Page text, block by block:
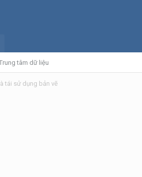
tâm dữ liệu
tái sử dụng bản vẽ